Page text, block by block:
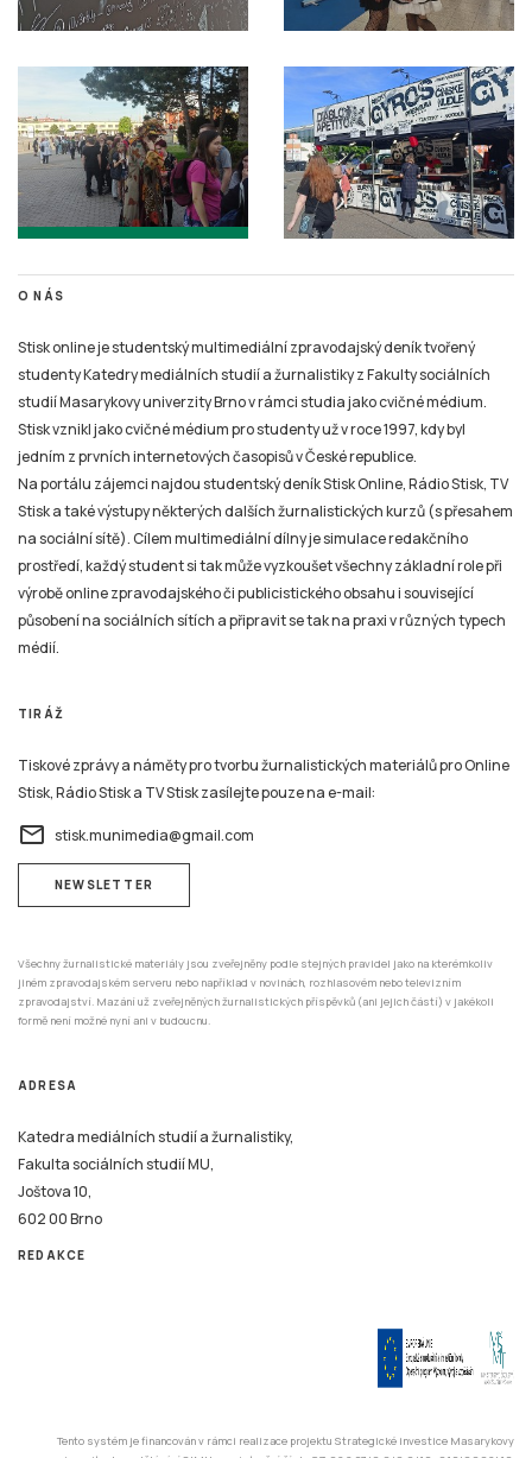
O NÁS
Stisk online je studentský multimediální zpravodajský deník tvořený
studenty Katedry mediálních studií a žurnalistiky z Fakulty sociálních
studií Masarykovy univerzity Brno v rámci studia jako cvičné médium.
Stisk vznikl jako cvičné médium pro studenty už v roce 1997, kdy byl
jedním z prvních internetových časopisů v České republice.
Na portálu zájemci najdou studentský deník Stisk Online, Rádio Stisk, TV
Stisk a také výstupy některých dalších žurnalistických kurzů (s přesahem
na sociální sítě). Cílem multimediální dílny je simulace redakčního
prostředí, každý student si tak může vyzkoušet všechny základní role při
výrobě online zpravodajského či publicistického obsahu i související
působení na sociálních sítích a připravit se tak na praxi v různých typech
médií.
TIRÁŽ
Tiskové zprávy a náměty pro tvorbu žurnalistických materiálů pro Online
Stisk, Rádio Stisk a TV Stisk zasílejte pouze na e-mail:
email stisk.munimedia@gmail.com
NEWSLETTER
Všechny žurnalistické materiály jsou zveřejněny podle stejných pravidel jako na kterémkoliv
jiném zpravodajském serveru nebo například v novinách, rozhlasovém nebo televizním
zpravodajství. Mazání už zveřejněných žurnalistických příspěvků (ani jejich částí) v jakékoli
formě není možné nyní ani v budoucnu.
ADRESA
Katedra mediálních studií a žurnalistiky,
Fakulta sociálních studií MU,
Joštova 10,
602 00 Brno
REDAKCE
Tento systém je financován v rámci realizace projektu Strategické investice Masarykovy